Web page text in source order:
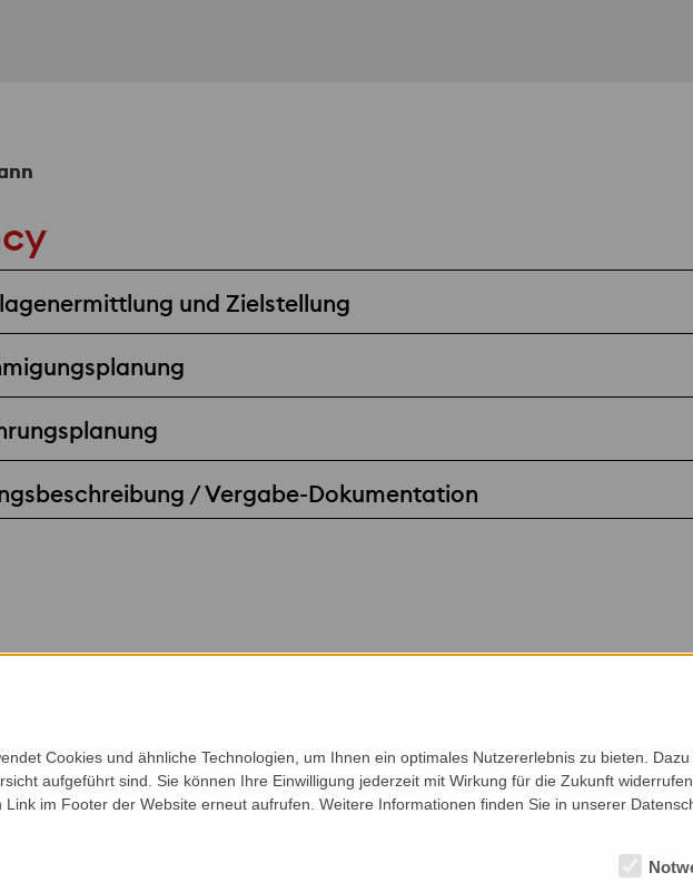
und Zielstellung
/ Vergabe-Dokumentation
Cookies und ähnliche Technologien, um Ihnen ein optimales Nutzererlebnis zu bieten.
aufgeführt sind. Sie können Ihre Einwilligung jederzeit mit Wirkung für die Zukunft
Link im Footer der Website erneut aufrufen. Weitere Informationen finden Sie in unserer